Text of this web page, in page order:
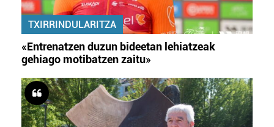
TXIRRINDULARITZA
«Entrenatzen duzun bideetan lehiatzeak
gehiago motibatzen zaitu»